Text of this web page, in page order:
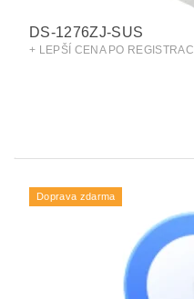
DS-1276ZJ-SUS
+ LEPŠÍ CENA PO REGISTRACI
Doprava zdarma